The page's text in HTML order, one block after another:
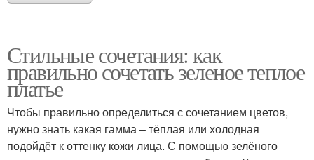
Стильные сочетания: как
правильно сочетать зеленое теплое
платье
Чтобы правильно определиться с сочетанием цветов,
нужно знать какая гамма – тёплая или холодная
подойдёт к оттенку кожи лица. С помощью зелёного